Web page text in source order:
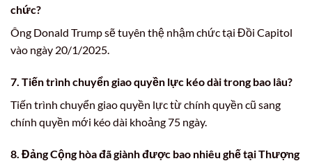
chức?
Ông Donald Trump sẽ tuyên thệ nhậm chức tại Đồi Capitol
vào ngày 20/1/2025.
7. Tiến trình chuyển giao quyền lực kéo dài trong bao lâu?
Tiến trình chuyển giao quyền lực từ chính quyền cũ sang
chính quyền mới kéo dài khoảng 75 ngày.
8. Đảng Cộng hòa đã giành được bao nhiêu ghế tại Thượng